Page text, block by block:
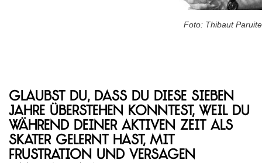
Foto: Thibaut Paruite
Glaubst du, dass du diese sieben
Jahre überstehen konntest, weil du
während deiner aktiven Zeit als
Skater gelernt hast, mit
Frustration und Versagen